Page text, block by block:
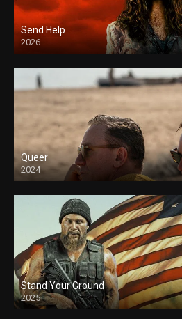
Send Help
2026
Queer
2024
Stand Your Ground
2025